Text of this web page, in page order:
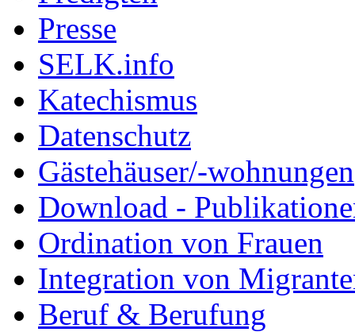
Presse
SELK.info
Katechismus
Datenschutz
Gästehäuser/-wohnungen
Download -
Ordination von Frauen
Integration von
Beruf & Berufung